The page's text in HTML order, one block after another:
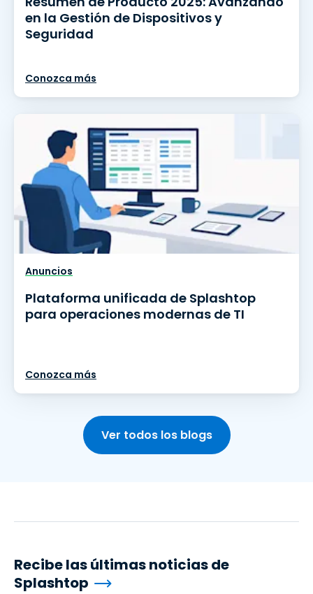
en la Gestión de Dispositivos y
Seguridad
Conozca más
Anuncios
Plataforma unificada de Splashtop
para operaciones modernas de TI
Conozca más
Ver todos los blogs
Recibe las últimas noticias de
Splashtop